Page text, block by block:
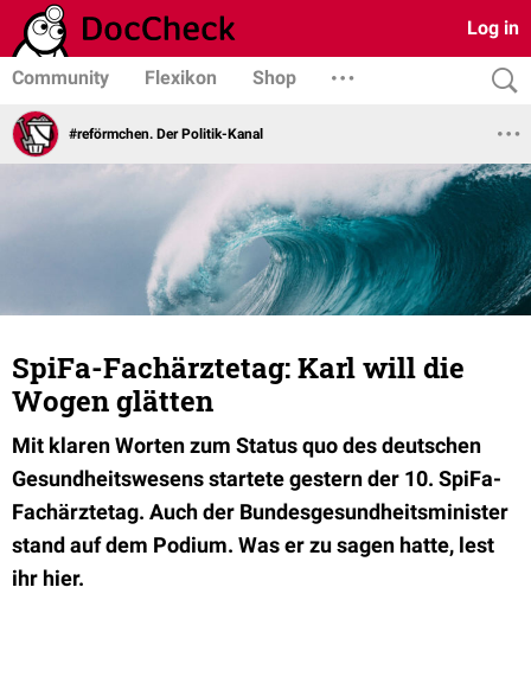
Log in
Community Flexikon Shop
#reförmchen. Der Politik-Kanal
SpiFa-Fachärztetag: Karl will die
Wogen glätten
Mit klaren Worten zum Status quo des deutschen
Gesundheitswesens startete gestern der 10. SpiFa-
Fachärztetag. Auch der Bundesgesundheitsminister
stand auf dem Podium. Was er zu sagen hatte, lest
ihr hier.